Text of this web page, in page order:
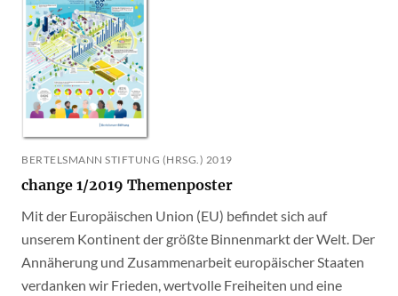
BERTELSMANN STIFTUNG (HRSG.) 2019
change 1/2019 Themenposter
Mit der Europäischen Union (EU) befindet sich auf
unserem Kontinent der größte Binnenmarkt der Welt. Der
Annäherung und Zusammenarbeit europäischer Staaten
verdanken wir Frieden, wertvolle Freiheiten und eine